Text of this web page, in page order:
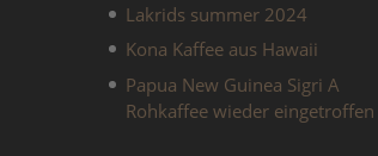
Lakrids summer 2024
Kona Kaffee aus Hawaii
Papua New Guinea Sigri A
Rohkaffee wieder eingetroffen